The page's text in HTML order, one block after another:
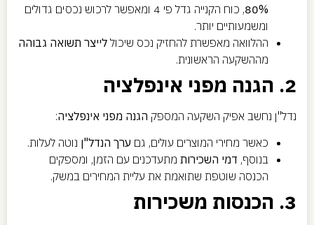
80%
, כוח הקנייה גדל פי 4 ומאפשר לרכוש נכסים גדולים
ומשמעותיים יותר.
ההלוואה מאפשרת להחזיק נכס שיכול לייצר תשואה גבוהה
מההשקעה הראשונית.
2. הגנה מפני אינפלציה
נדל"ן נחשב אפיק השקעה המספק הגנה מפני אינפלציה:
כאשר מחירי המוצרים עולים, גם ערך הנדל"ן נוטה לעלות.
בנוסף, דמי השכירות מתעדכנים עם הזמן, ומספקים
הכנסה שוטפת שתואמת את עליית המחירים במשק.
3. הכנסות משכירות